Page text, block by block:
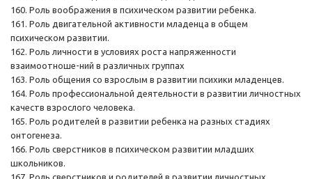
160. Роль воображения в психическом развитии ребенка.
161. Роль двигательной активности младенца в общем
психическом развитии.
162. Роль личности в условиях роста напряженности
взаимоотноше-ний в различных группах
163. Роль общения со взрослым в развитии психики младенцев.
164. Роль профессиональной деятельности в развитии личностных
качеств взрослого человека.
165. Роль родителей в развитии ребенка на разных стадиях
онтогенеза.
166. Роль сверстников в психическом развитии младших
школьников.
167. Роль сверстников и родителей в развитии личностных